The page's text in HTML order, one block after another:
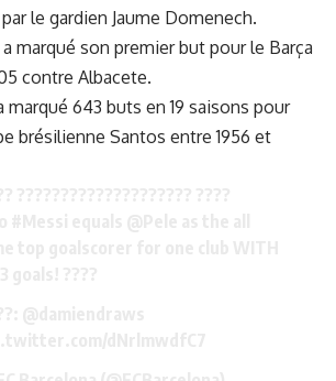
le gardien Jaume Domenech.
marqué son premier but pour le Barça
contre Albacete.
marqué 643 buts en 19 saisons pour
brésilienne Santos entre 1956 et